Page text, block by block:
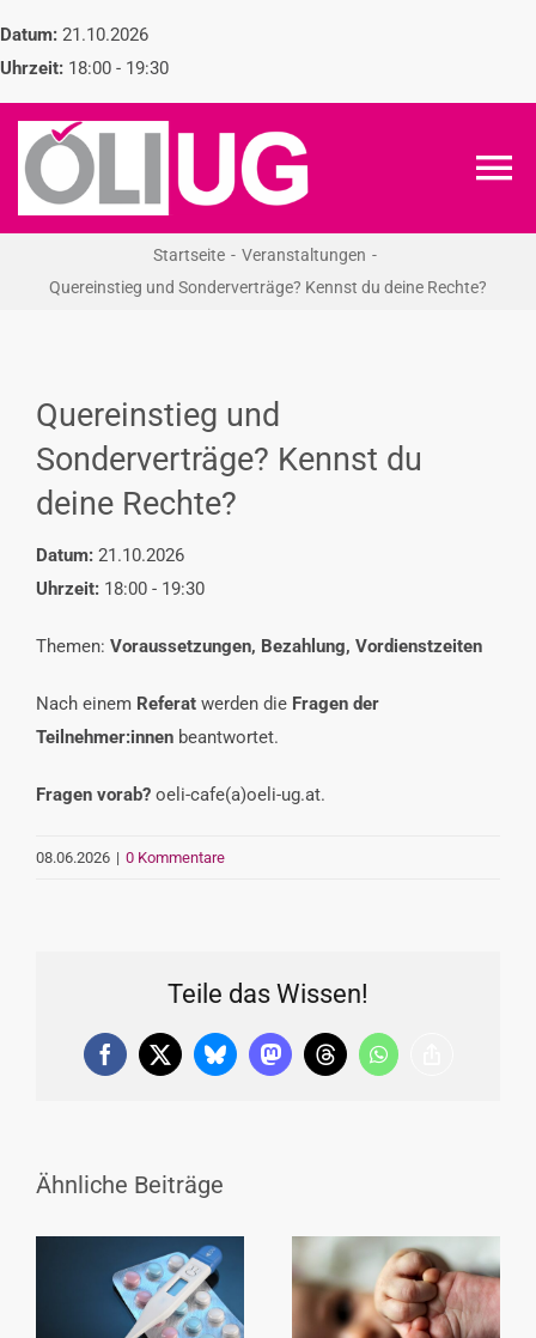
Datum: 21.10.2026
Uhrzeit: 18:00 - 19:30
NEWS
RECHT
VERANSTALTUNGEN
INTERESSENSVERTRETUNG
KONTAKT
Startseite
Veranstaltungen
Quereinstieg und Sonderverträge? Kennst du deine Rechte?
Quereinstieg und
Sonderverträge? Kennst du
deine Rechte?
Datum: 21.10.2026
Uhrzeit: 18:00 - 19:30
Themen: Voraussetzungen, Bezahlung, Vordienstzeiten
Nach einem Referat werden die Fragen der
Teilnehmer:innen beantwortet.
Fragen vorab? oeli-cafe(a)oeli-ug.at.
08.06.2026 | 0 Kommentare
Teile das Wissen!
Facebook
X BlueskyMastodonThreadsWhatsApp
Ähnliche Beiträge